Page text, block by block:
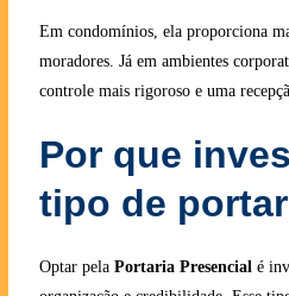
Em condomínios, ela proporciona
moradores. Já em ambientes
controle mais rigoroso e uma
Por que
tipo de
Optar pela Portaria Presencial é